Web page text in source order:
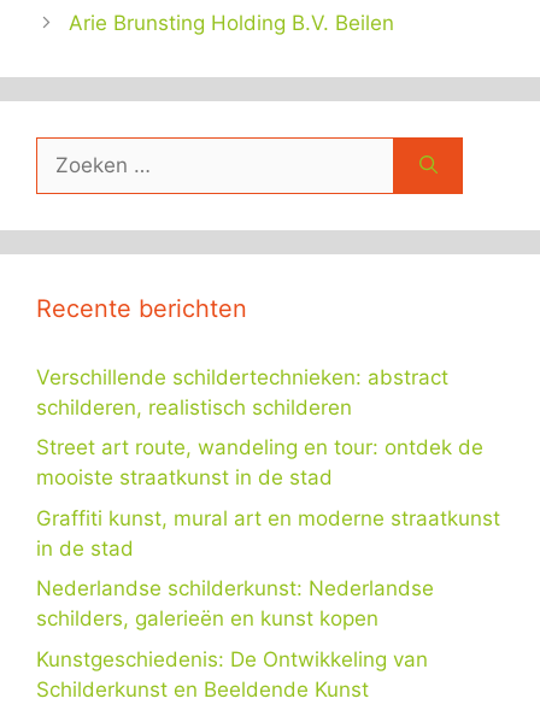
Arie Brunsting Holding B.V. Beilen
naar:
Recente berichten
Verschillende schildertechnieken: abstract
schilderen, realistisch schilderen
Street art route, wandeling en tour: ontdek de
mooiste straatkunst in de stad
Graffiti kunst, mural art en moderne straatkunst
in de stad
Nederlandse schilderkunst: Nederlandse
schilders, galerieën en kunst kopen
Kunstgeschiedenis: De Ontwikkeling van
Schilderkunst en Beeldende Kunst